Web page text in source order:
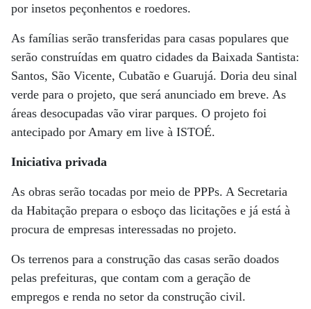
por insetos peçonhentos e roedores.
As famílias serão transferidas para casas populares que
serão construídas em quatro cidades da Baixada Santista:
Santos, São Vicente, Cubatão e Guarujá. Doria deu sinal
verde para o projeto, que será anunciado em breve. As
áreas desocupadas vão virar parques. O projeto foi
antecipado por Amary em live à ISTOÉ.
Iniciativa privada
As obras serão tocadas por meio de PPPs. A Secretaria
da Habitação prepara o esboço das licitações e já está à
procura de empresas interessadas no projeto.
Os terrenos para a construção das casas serão doados
pelas prefeituras, que contam com a geração de
empregos e renda no setor da construção civil.